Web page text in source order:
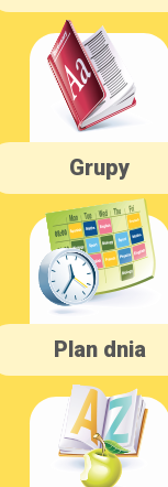
Grupy
Plan dnia